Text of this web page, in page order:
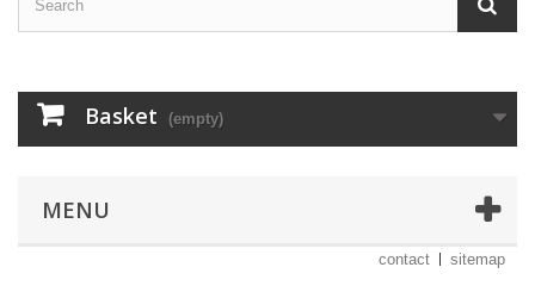
Basket (empty)
MENU
contact sitemap